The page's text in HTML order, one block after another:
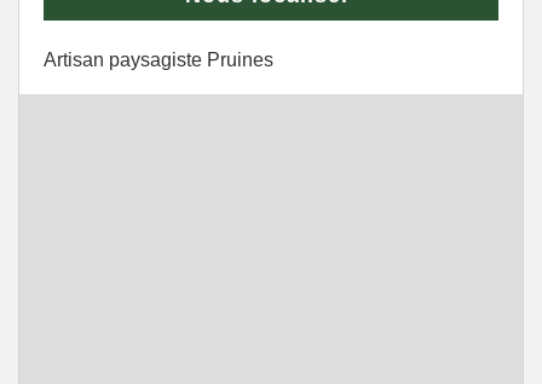
Artisan paysagiste Pruines